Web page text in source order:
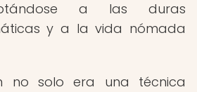
a las duras
y a la vida nómada
no solo era una técnica